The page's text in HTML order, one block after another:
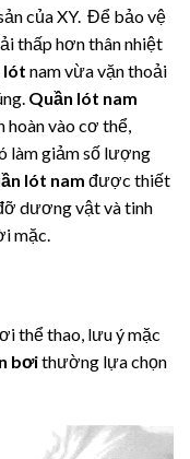
của XY. Để bảo vệ
thấp hơn thân nhiệt
lót nam vừa vặn thoải
Quần lót nam
vào cơ thể,
làm giảm số lượng
lót nam được thiết
dương vật và tinh
mặc.
thể thao, lưu ý mặc
bơithường lựa chọn